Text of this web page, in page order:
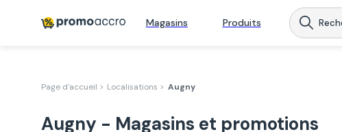
Magasins Produits
Page d'accueil > Localisations > Augny
Augny - Magasins et promotions